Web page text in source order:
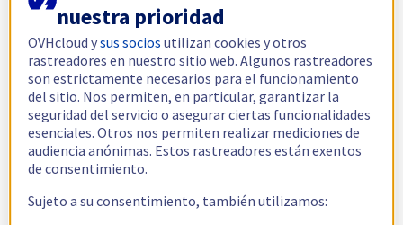
nuestra prioridad
OVHcloud ysus socios utilizan cookies y otros
rastreadores en nuestro sitio web. Algunos rastreadores
son estrictamente necesarios para el funcionamiento
del sitio. Nos permiten, en particular, garantizar la
seguridad del servicio o asegurar ciertas funcionalidades
esenciales. Otros nos permiten realizar mediciones de
audiencia anónimas. Estos rastreadores están exentos
de consentimiento.
Sujeto a su consentimiento, también utilizamos: